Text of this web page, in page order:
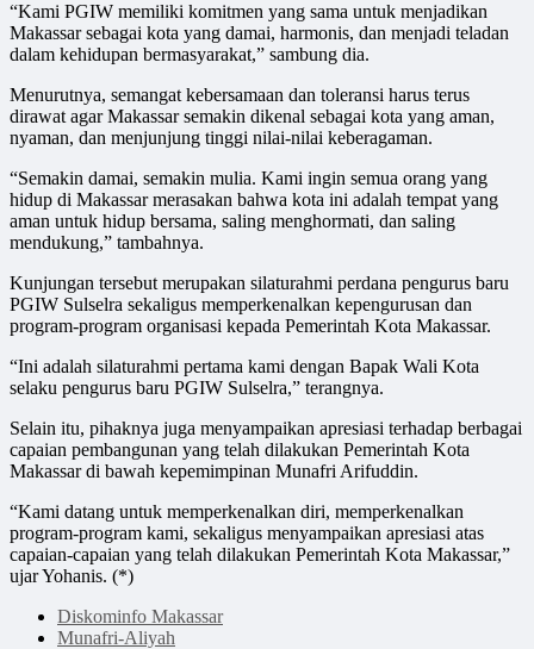
“Kami PGIW memiliki komitmen yang sama untuk menjadikan
Makassar sebagai kota yang damai, harmonis, dan menjadi teladan
dalam kehidupan bermasyarakat,” sambung dia.
Menurutnya, semangat kebersamaan dan toleransi harus terus
dirawat agar Makassar semakin dikenal sebagai kota yang aman,
nyaman, dan menjunjung tinggi nilai-nilai keberagaman.
“Semakin damai, semakin mulia. Kami ingin semua orang yang
hidup di Makassar merasakan bahwa kota ini adalah tempat yang
aman untuk hidup bersama, saling menghormati, dan saling
mendukung,” tambahnya.
Kunjungan tersebut merupakan silaturahmi perdana pengurus baru
PGIW Sulselra sekaligus memperkenalkan kepengurusan dan
program-program organisasi kepada Pemerintah Kota Makassar.
“Ini adalah silaturahmi pertama kami dengan Bapak Wali Kota
selaku pengurus baru PGIW Sulselra,” terangnya.
Selain itu, pihaknya juga menyampaikan apresiasi terhadap berbagai
capaian pembangunan yang telah dilakukan Pemerintah Kota
Makassar di bawah kepemimpinan Munafri Arifuddin.
“Kami datang untuk memperkenalkan diri, memperkenalkan
program-program kami, sekaligus menyampaikan apresiasi atas
capaian-capaian yang telah dilakukan Pemerintah Kota Makassar,”
ujar Yohanis. (*)
Diskominfo Makassar
Munafri-Aliyah